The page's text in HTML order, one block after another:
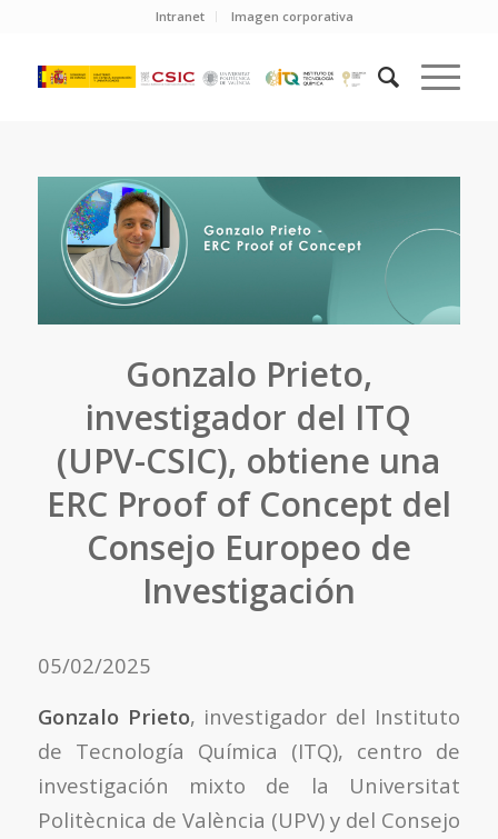
Intranet Imagen corporativa
Gonzalo Prieto,
investigador del ITQ
(UPV-CSIC), obtiene una
ERC Proof of Concept del
Consejo Europeo de
Investigación
05/02/2025
Gonzalo Prieto, investigador del Instituto
de Tecnología Química (ITQ), centro de
investigación mixto de la Universitat
Politècnica de València (UPV) y del Consejo